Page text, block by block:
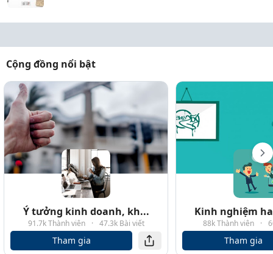
Cộng đồng nổi bật
Ý tưởng kinh doanh, kh...
91.7k Thành viên · 47.3k Bài viết
Tham gia
Kinh nghiệm
88k Thành viên ·
Tham gia